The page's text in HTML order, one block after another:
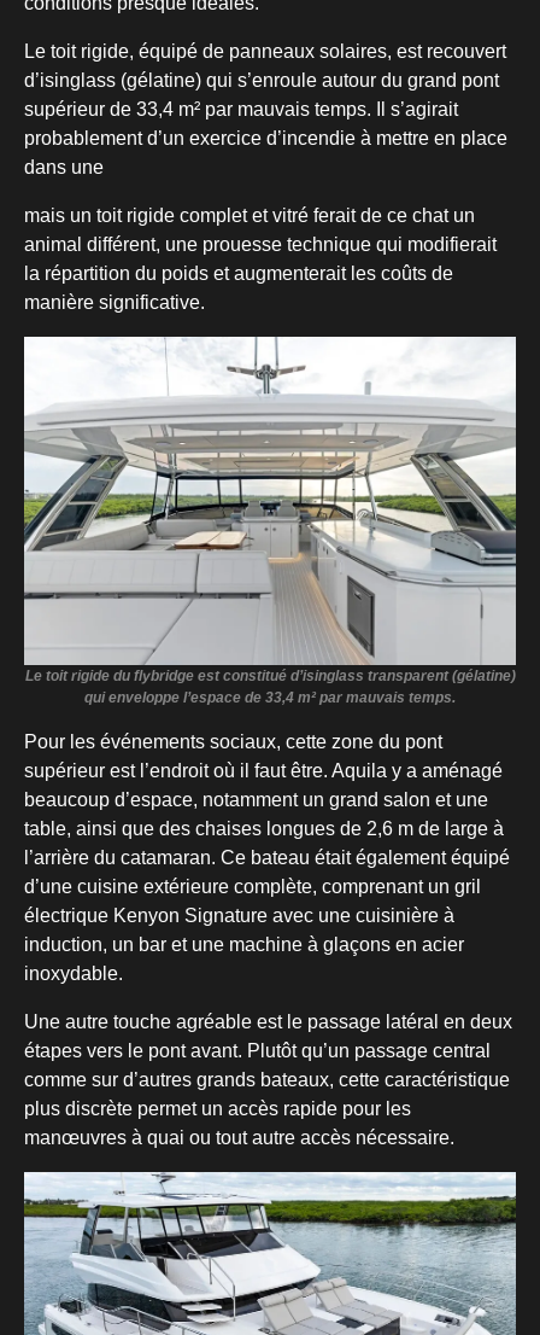
Le toit rigide, équipé de panneaux solaires, est recouvert
d’isinglass (gélatine) qui s’enroule autour du grand pont
supérieur de 33,4 m² par mauvais temps. Il s’agirait
probablement d’un exercice d’incendie à mettre en place
dans une
mais un toit rigide complet et vitré ferait de ce chat un
animal différent, une prouesse technique qui modifierait
la répartition du poids et augmenterait les coûts de
manière significative.
Le toit rigide du flybridge est constitué d’isinglass transparent (gélatine)
qui enveloppe l’espace de 33,4 m² par mauvais temps.
Pour les événements sociaux, cette zone du pont
supérieur est l’endroit où il faut être. Aquila y a aménagé
beaucoup d’espace, notamment un grand salon et une
table, ainsi que des chaises longues de 2,6 m de large à
l’arrière du catamaran. Ce bateau était également équipé
d’une cuisine extérieure complète, comprenant un gril
électrique Kenyon Signature avec une cuisinière à
induction, un bar et une machine à glaçons en acier
inoxydable.
Une autre touche agréable est le passage latéral en deux
étapes vers le pont avant. Plutôt qu’un passage central
comme sur d’autres grands bateaux, cette caractéristique
plus discrète permet un accès rapide pour les
manœuvres à quai ou tout autre accès nécessaire.